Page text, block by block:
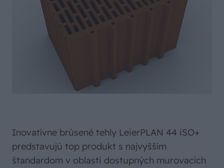
Inovatívne brúsené tehly LeierPLAN 44 iSO+
predstavujú top produkt s najvyšším
štandardom v oblasti dostupných murovacích